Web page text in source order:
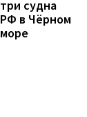
три судна
РФ в Чёрном
море